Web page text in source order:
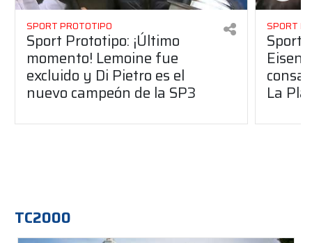
SPORT PROTOTIPO
Sport Prototipo: ¡Último
momento! Lemoine fue
excluido y Di Pietro es el
nuevo campeón de la SP3
SPORT
Sport
La
TC2000